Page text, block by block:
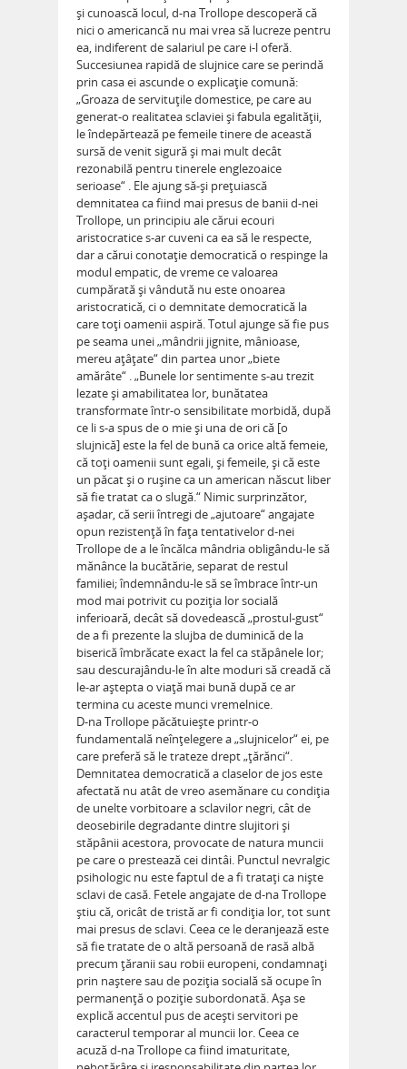
şi cunoască locul, d-na Trollope descoperă că
nici o americancă nu mai vrea să lucreze pentru
ea, indiferent de salariul pe care i-l oferă.
Succesiunea rapidă de slujnice care se perindă
prin casa ei ascunde o explicaţie comună:
„Groaza de servituţile domestice, pe care au
generat-o realitatea sclaviei şi fabula egalităţii,
le îndepărtează pe femeile tinere de această
sursă de venit sigură şi mai mult decât
rezonabilă pentru tinerele englezoaice
serioase“ . Ele ajung să-şi preţuiască
demnitatea ca fiind mai presus de banii d-nei
Trollope, un principiu ale cărui ecouri
aristocratice s-ar cuveni ca ea să le respecte,
dar a cărui conotaţie democratică o respinge la
modul empatic, de vreme ce valoarea
cumpărată şi vândută nu este onoarea
aristocratică, ci o demnitate democratică la
care toţi oamenii aspiră. Totul ajunge să fie pus
pe seama unei „mândrii jignite, mânioase,
mereu aţâţate“ din partea unor „biete
amărâte“ . „Bunele lor sentimente s-au trezit
lezate şi amabilitatea lor, bunătatea
transformate într-o sensibilitate morbidă, după
ce li s-a spus de o mie şi una de ori că [o
slujnică] este la fel de bună ca orice altă femeie,
că toţi oamenii sunt egali, şi femeile, şi că este
un păcat şi o ruşine ca un american născut liber
să fie tratat ca o slugă.“ Nimic surprinzător,
aşadar, că serii întregi de „ajutoare“ angajate
opun rezistenţă în faţa tentativelor d-nei
Trollope de a le încălca mândria obligându-le să
mănânce la bucătărie, separat de restul
familiei; îndemnându-le să se îmbrace într-un
mod mai potrivit cu poziţia lor socială
inferioară, decât să dovedească „prostul-gust“
de a fi prezente la slujba de duminică de la
biserică îmbrăcate exact la fel ca stăpânele lor;
sau descurajându-le în alte moduri să creadă că
le-ar aştepta o viaţă mai bună după ce ar
termina cu aceste munci vremelnice.
D-na Trollope păcătuieşte printr-o
fundamentală neînţelegere a „slujnicelor“ ei, pe
care preferă să le trateze drept „ţărănci“.
Demnitatea democratică a claselor de jos este
afectată nu atât de vreo asemănare cu condiţia
de unelte vorbitoare a sclavilor negri, cât de
deosebirile degradante dintre slujitori şi
stăpânii acestora, provocate de natura muncii
pe care o prestează cei dintâi. Punctul nevralgic
psihologic nu este faptul de a fi trataţi ca nişte
sclavi de casă. Fetele angajate de d-na Trollope
ştiu că, oricât de tristă ar fi condiţia lor, tot sunt
mai presus de sclavi. Ceea ce le deranjează este
să fie tratate de o altă persoană de rasă albă
precum ţăranii sau robii europeni, condamnaţi
prin naştere sau de poziţia socială să ocupe în
permanenţă o poziţie subordonată. Aşa se
explică accentul pus de aceşti servitori pe
caracterul temporar al muncii lor. Ceea ce
acuză d-na Trollope ca fiind imaturitate,